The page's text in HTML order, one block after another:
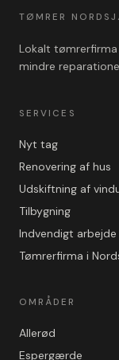
TØMRER
Lokalt
mindre
SERVICES
Nyt tag
Renovering af hus
Udskiftning af
Tilbygning
Indvendigt arbejde
Tømrerfirma i
OMRÅDER
Allerød
Espergærde